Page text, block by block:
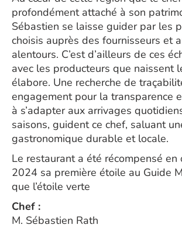
profondément attaché à son
Sébastien se laisse guider par les
choisis auprès des fournisseurs et
alentours. C’est d’ailleurs de ces
avec les producteurs que naissent
élabore. Une recherche de
engagement pour la transparence
à s’adapter aux arrivages
saisons, guident ce chef, saluant
gastronomique durable et locale.
Le restaurant a été récompensé en
2024 sa première étoile au Guide
que l’étoile verte
Chef :
M. Sébastien Rath